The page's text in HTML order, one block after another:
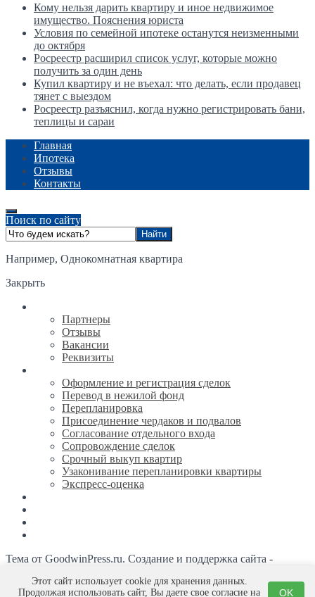
Кому нельзя дарить квартиру и иное недвижимое
имущество. Пояснения юриста
Условия по семейной ипотеке останутся неизменными
до октября
Росреестр расширил список услуг, которые можно
получить за один день
Купил квартиру и не въехал: что делать, если продавец
тянет с выездом
Росреестр разъяснил, когда нужно регистрировать бани,
теплицы и сараи
Главная
Ипотека
Отзывы
Контакты
Поиск по сайту
Например, Однокомнатная квартира
Закрыть
Партнеры
Отзывы
Вакансии
Реквизиты
Оформление и регистрация сделок
Перевод в нежилой фонд
Перепланировка
Присоединение чердаков и подвалов
Согласование отдельного входа
Сопровождение сделок
Срочный выкуп квартир
Узаконивание перепланировки квартиры
Экспресс-оценка
Тема от GoodwinPress.ru. Создание и поддержка сайта -
Этот сайт использует cookie для хранения данных.
Продолжая использовать сайт, Вы даете свое согласие на
OK